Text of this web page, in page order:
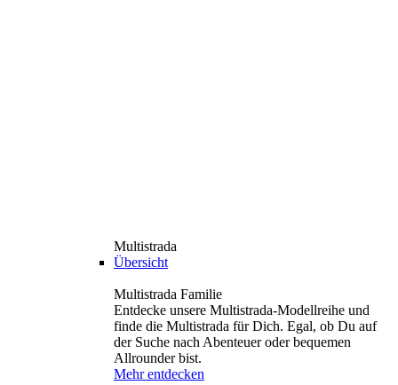
Multistrada
Übersicht
Multistrada Familie
Entdecke unsere Multistrada-Modellreihe und
finde die Multistrada für Dich. Egal, ob Du auf
der Suche nach Abenteuer oder bequemen
Allrounder bist.
Mehr entdecken